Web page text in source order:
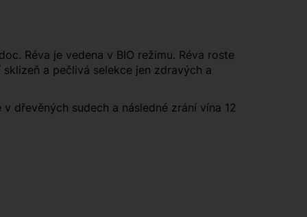
Réva je vedena v BIO režimu. Réva roste
a pečlivá selekce jen zdravých a
dřevěných sudech a následné zrání vína 12